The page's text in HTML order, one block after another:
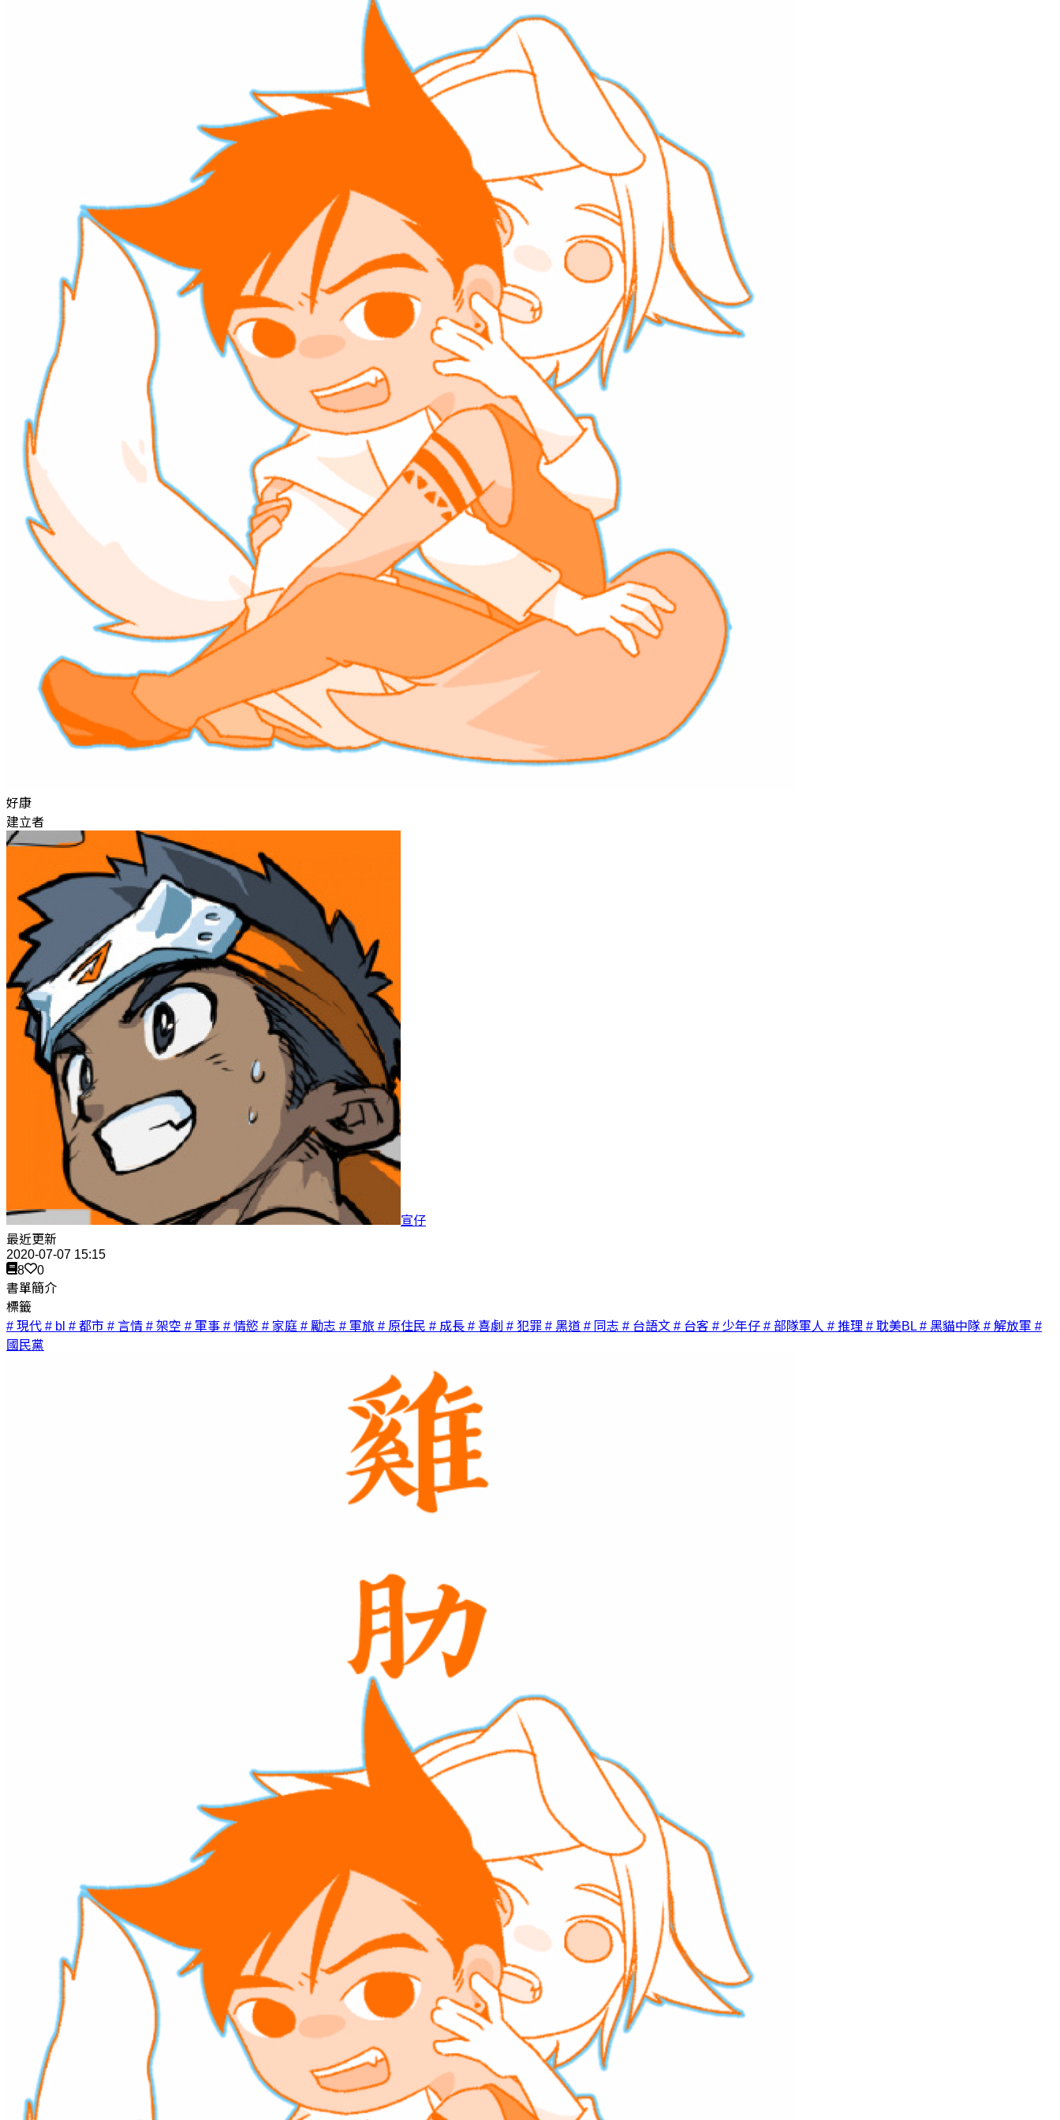
好康
建立者
宣仔
最近更新
2020-07-07 15:15
8
0
書單簡介
標籤
# 現代 # bl # 都市 # 言情 # 架空 # 軍事 # 情慾 # 家庭 # 勵志 # 軍旅 # 原住民 # 成長 # 喜劇 # 犯罪 # 黑道 # 同志 # 台語文 # 台客 # 少年仔 # 部隊軍人 # 推理 # 耽美BL # 黑貓中隊 # 解放軍 #
國民黨